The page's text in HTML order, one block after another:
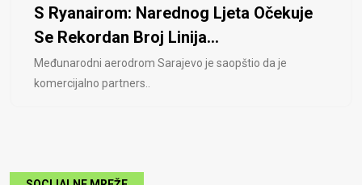
S Ryanairom: Narednog Ljeta Očekuje
Se Rekordan Broj Linija...
Međunarodni aerodrom Sarajevo je saopštio da je
komercijalno partners..